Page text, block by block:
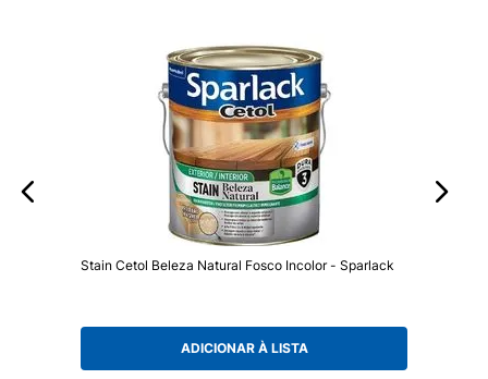
Stain Cetol Beleza Natural Fosco Incolor - Sparlack
ADICIONAR À LISTA